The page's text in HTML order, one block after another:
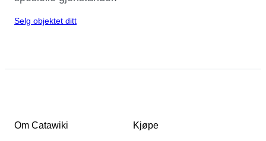
Selg objektet ditt
Om Catawiki Kjøpe